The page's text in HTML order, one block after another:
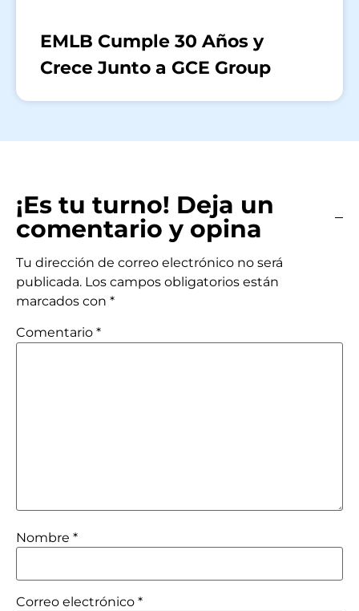
EMLB Cumple 30 Años y
Crece Junto a GCE Group
¡Es tu turno! Deja un
comentario y opina
Tu dirección de correo electrónico no será
publicada. Los campos obligatorios están
marcados con *
Comentario *
Nombre *
Correo electrónico *